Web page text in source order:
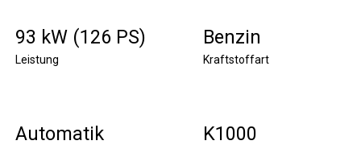
93 kW (126 PS)
Leistung
Benzin
Kraftstoffart
Automatik
K1000